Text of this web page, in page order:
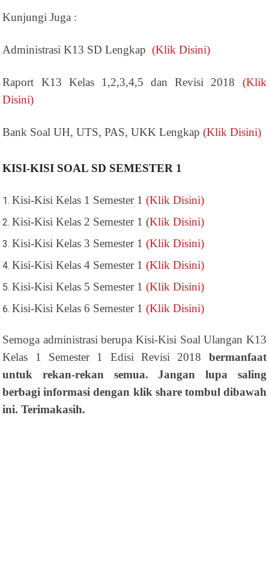
Kunjungi Juga :
Administrasi K13 SD Lengkap(Klik Disini)
Raport K13 Kelas 1,2,3,4,5 dan Revisi 2018 (Klik
Disini)
Bank Soal UH, UTS, PAS, UKK Lengkap(Klik Disini)
KISI-KISI SOAL SD SEMESTER 1
Kisi-Kisi Kelas 1 Semester 1(Klik Disini)
Kisi-Kisi Kelas 2 Semester 1 (Klik Disini)
Kisi-Kisi Kelas 3 Semester 1(Klik Disini)
Kisi-Kisi Kelas 4 Semester 1(Klik Disini)
Kisi-Kisi Kelas 5 Semester 1(Klik Disini)
Kisi-Kisi Kelas 6 Semester 1(Klik Disini)
Semoga administrasi berupa Kisi-Kisi Soal Ulangan K13
Kelas 1 Semester 1 Edisi Revisi 2018 bermanfaat
untuk rekan-rekan semua. Jangan lupa saling
berbagi informasi dengan klik share tombul dibawah
ini. Terimakasih.